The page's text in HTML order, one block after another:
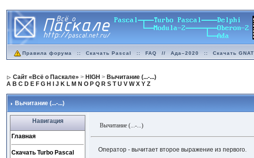
Правила форума :: Скачать Pascal :: FAQ // Ада–2020 :: Скачать GNAT
Сайт «Всё о Паскале» > HIGH > Вычитание (...-...)
A B C D E F G H J K L M N O P Q R S T U V W X Y Z
Вычитание (...-...)
Навигация
Главная
Скачать Turbo Pascal
Вычитание (...-...)
Оператор - вычитает второе выражение из первого.